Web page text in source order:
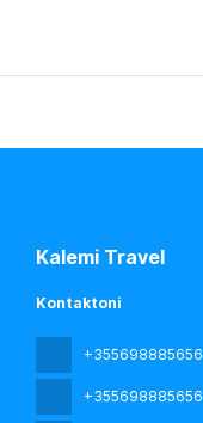
Kalemi Travel
Kontaktoni
+355698885656
+355698885656